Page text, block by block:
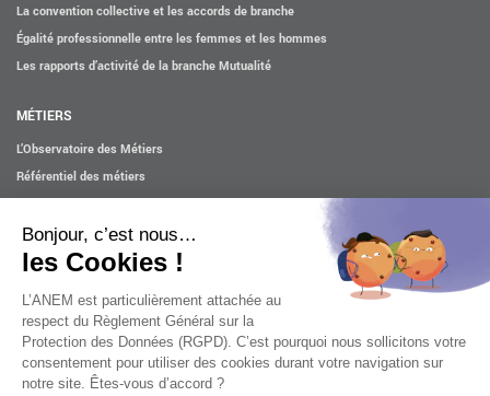
La convention collective et les accords de branche
Égalité professionnelle entre les femmes et les hommes
Les rapports d’activité de la branche Mutualité
MÉTIERS
L’Observatoire des Métiers
Référentiel des métiers
Certifications professionnelles
Parcours d’intégration
Politique handicap
ACTUALITÉS